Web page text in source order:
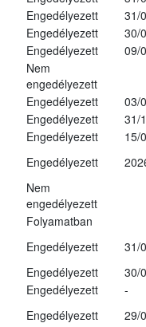
Engedélyezett
31/
Engedélyezett
30/
Engedélyezett
09/
Nem
engedélyezett
Engedélyezett
03/
Engedélyezett
31/
Engedélyezett
15/
Engedélyezett
Nem
engedélyezett
Folyamatban
Engedélyezett
31/
Engedélyezett
30/
Engedélyezett
-
Engedélyezett
29/